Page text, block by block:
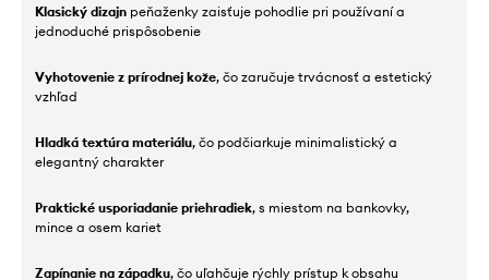
Klasický dizajn peňaženky zaisťuje pohodlie pri používaní a
jednoduché prispôsobenie
Vyhotovenie z prírodnej kože, čo zaručuje trvácnosť a estetický
vzhľad
Hladká textúra materiálu, čo podčiarkuje minimalistický a
elegantný charakter
Praktické usporiadanie priehradiek, s miestom na bankovky,
mince a osem kariet
Zapínanie na západku, čo uľahčuje rýchly prístup k obsahu